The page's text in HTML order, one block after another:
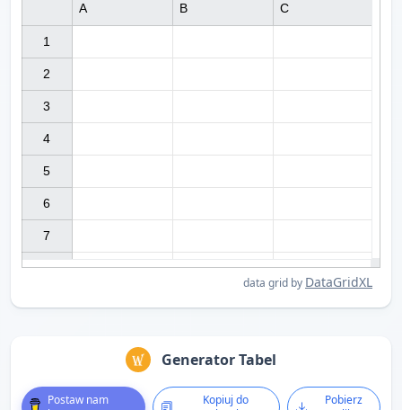
1
2
3
4
5
6
7
A B C
data grid by DataGridXL
Generator Tabel
Postaw nam
Kopiuj do
Pobierz